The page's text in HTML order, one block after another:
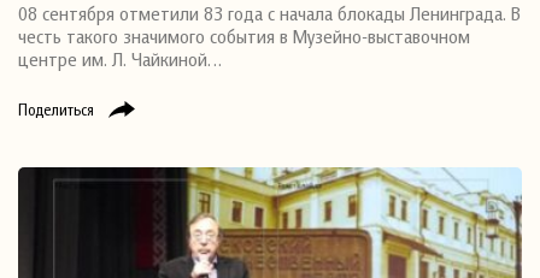
Поделиться
08 сентября отметили 83 года с начала блокады Ленинграда. В
честь такого значимого события в Музейно-выставочном
центре им. Л. Чайкиной…